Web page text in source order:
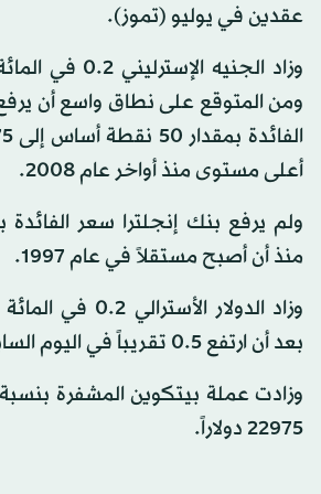
عقدين في يوليو (تموز).
ومن المتوقع على نطاق واسع أن
أعلى مستوى منذ أواخر عام 2008.
ولم يرفع بنك إنجلترا سعر
منذ أن أصبح مستقلاً في عام 1997.
بعد أن ارتفع 0.5 تقريباً في اليوم السابق.
22975 دولاراً.